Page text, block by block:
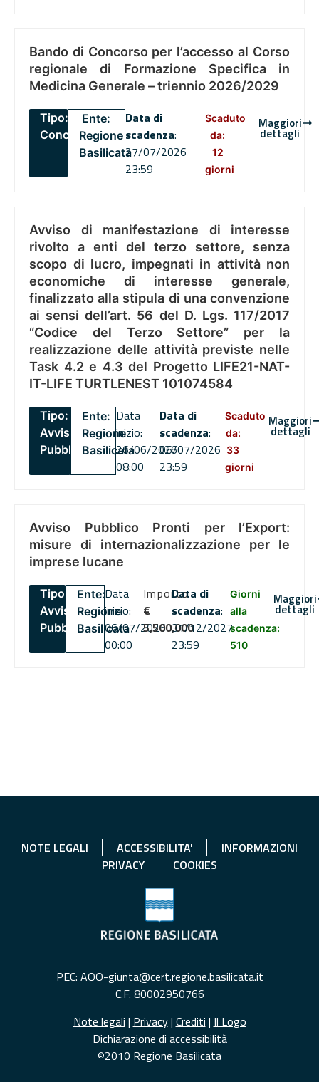
Bando di Concorso per l’accesso al Corso
regionale di Formazione Specifica in
Medicina Generale – triennio 2026/2029
Tipo:
Concorsi
Ente:
Regione
Basilicata
Data di
scadenza:
27/07/2026
23:59
Scaduto
da:
12
giorni
Maggiori
dettagli
Avviso di manifestazione di interesse
rivolto a enti del terzo settore, senza
scopo di lucro, impegnati in attività non
economiche di interesse generale,
finalizzato alla stipula di una convenzione
ai sensi dell’art. 56 del D. Lgs. 117/2017
“Codice del Terzo Settore” per la
realizzazione delle attività previste nelle
Task 4.2 e 4.3 del Progetto LIFE21-NAT-
IT-LIFE TURTLENEST 101074584
Tipo:
Avviso
Pubblico
Ente:
Regione
Basilicata
Data
inizio:
26/06/2026
08:00
Data di
scadenza:
06/07/2026
23:59
Scaduto
da:
33
giorni
Maggiori
dettagli
Avviso Pubblico Pronti per l’Export:
misure di internazionalizzazione per le
imprese lucane
Tipo:
Avviso
Pubblico
Ente:
Regione
Basilicata
Data
inizio:
06/07/2026
00:00
Importo
€
5,500,000
Data di
scadenza:
31/12/2027
23:59
Giorni
alla
scadenza:
510
Maggiori
dettagli
NOTE LEGALI ACCESSIBILITA'
INFORMAZIONI
PRIVACY
COOKIES
PEC: AOO-giunta@cert.regione.basilicata.it
C.F. 80002950766
Note legali | Privacy| Crediti | Il Logo
Dichiarazione di accessibilità
©2010 Regione Basilicata